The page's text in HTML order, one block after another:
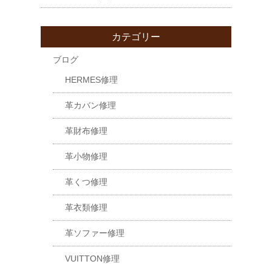
カテゴリー
ブログ
HERMES修理
革カバン修理
革財布修理
革小物修理
革くつ修理
革衣類修理
革ソファー修理
VUITTON修理